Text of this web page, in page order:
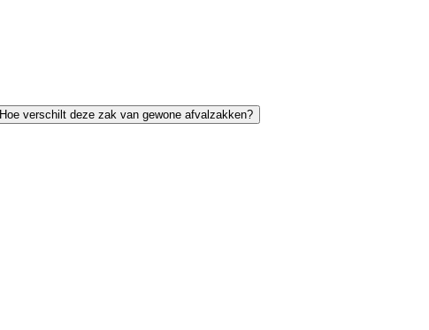
Hoe verschilt deze zak van gewone afvalzakken?